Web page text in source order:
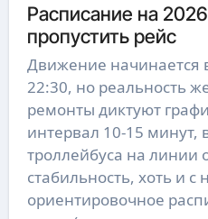
Расписание на
пропустить рейс
Движение начинается
22:30, но реальность
ремонты диктуют
интервал 10-15 минут,
троллейбуса на линии
стабильность, хоть и
ориентировочное